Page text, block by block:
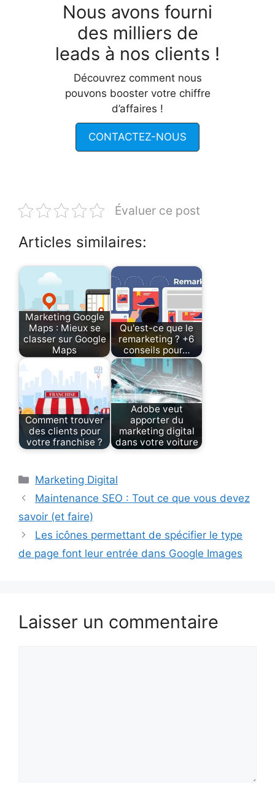
Nous avons fourni
des milliers de
leads à nos clients !
Découvrez comment nous
pouvons booster votre chiffre
d’affaires !
CONTACTEZ-NOUS
Évaluer ce post
Articles similaires:
Marketing Google
Maps : Mieux se
classer sur Google
Maps
Qu'est-ce que le
remarketing ? +6
conseils pour…
Comment trouver
des clients pour
votre franchise ?
Adobe veut
apporter du
marketing digital
dans votre voiture
Catégories
Marketing Digital
Maintenance SEO : Tout ce que vous devez
savoir (et faire)
Les icônes permettant de spécifier le type
de page font leur entrée dans Google Images
Laisser un commentaire